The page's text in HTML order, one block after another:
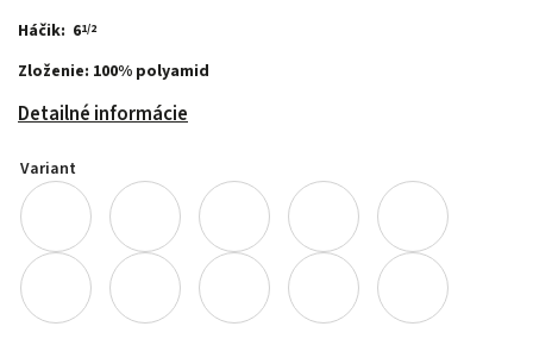
Háčik: 61/2
Zloženie: 100% polyamid
Detailné informácie
Variant